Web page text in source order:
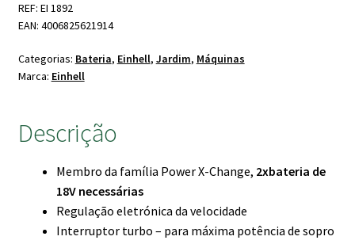
165.00 €.
REF: EI 1892
EAN: 4006825621914
Categorias: Bateria, Einhell, Jardim, Máquinas
Marca: Einhell
Descrição
Membro da família Power X-Change, 2xbateria de
18V necessárias
Regulação eletrónica da velocidade
Interruptor turbo – para máxima potência de sopro